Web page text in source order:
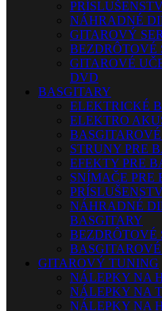
NÁHRADNÉ
GITAROVÝ
BEZDRÔTOVÉ
GITAROVÉ
DVD
BASGITARY
ELEKTRICKÉ
ELEKTRO
STRUNY PRE
EFEKTY PRE
SNÍMAČE PRE
NÁHRADNÉ
BASGITARY
BEZDRÔTOVÉ
GITAROVÝ TUNING
NÁLEPKY NA
NÁLEPKY NA
NÁLEPKY NA